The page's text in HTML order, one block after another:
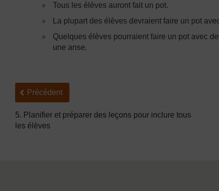
Tous les élèves auront fait un pot.
La plupart des élèves devraient faire un pot
Quelques élèves pourraient faire un pot avec
une anse.
Précédent
Précédent
5. Planifier et préparer des leçons pour inclure tous
les élèves